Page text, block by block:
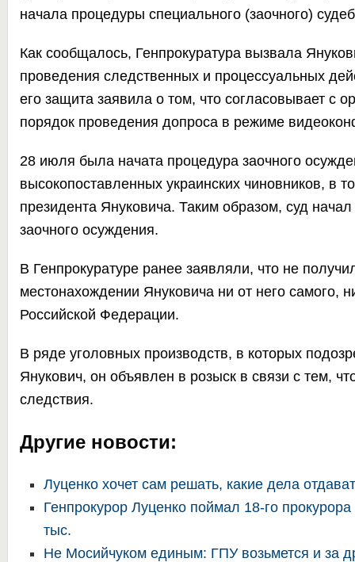
начала процедуры специального (заочного)
Как сообщалось, Генпрокуратура вызвала
проведения следственных и процессуальных
его защита заявила о том, что согласовывает с
порядок проведения допроса в режиме
28 июля была начата процедура заочного
высокопоставленных украинских чиновников, в
президента Януковича. Таким образом, суд
заочного осуждения.
В Генпрокуратуре ранее заявляли, что не
местонахождении Януковича ни от него самого,
Российской Федерации.
В ряде уголовных производств, в которых
Янукович, он объявлен в розыск в связи с тем,
следствия.
Другие новости:
Луценко хочет сам решать, какие дела
Генпрокурор Луценко поймал 18-го прокурора
тыс.
Не Мосийчуком единым: ГПУ возьмется и за